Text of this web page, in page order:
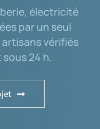
électricité
par un seul
vérifiés
24 h.